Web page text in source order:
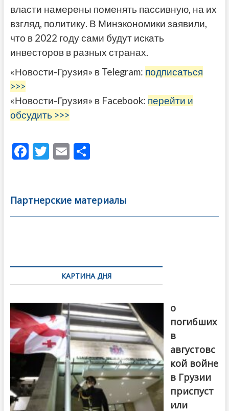
власти намерены поменять пассивную, на их
взгляд, политику. В Минэкономики заявили,
что в 2022 году сами будут искать
инвесторов в разных странах.
«Новости-Грузия» в Telegram: подписаться
>>>
«Новости-Грузия» в Facebook: перейти и
обсудить >>>
F
b
o
T
er
E
l
О
а
в
Партнерские материалы
по
записямКАРТИНА ДНЯ
о
погибших
в
августовс
кой войне
в Грузии
приспуст
или